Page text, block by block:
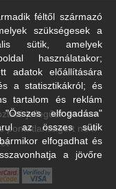
jellegűek és nem
pontatlanságért nem
féltől származó
szükségesek a
sütik, amelyek
használatakor;
adatok előállítására
a statisztikákról; és
tartalom és reklám
elfogadása"
az összes sütik
elfogadhat és
a jövőre